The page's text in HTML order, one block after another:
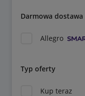
Darmowa dostawa
Allegro
Typ oferty
Kup teraz